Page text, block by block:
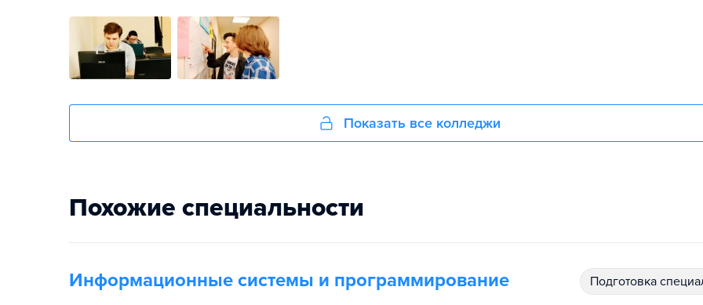
Показать все колледжи
Похожие специальности
Информационные системы и программирование подготовка